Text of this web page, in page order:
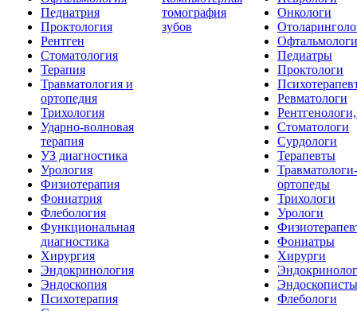
Педиатрия
Проктология
Рентген
Стоматология
Терапия
Травматология и
ортопедия
Трихология
Ударно-волновая
терапия
УЗ диагностика
Урология
Физиотерапия
Фониатрия
Флебология
Функциональная
диагностика
Хирургия
Эндокринология
Эндоскопия
Психотерапия
томография
зубов
Онкологи
Офтальмологи
Педиатры
Проктологи
Ревматологи
Стоматологи
Сурдологи
Терапевты
Травматологи-
ортопеды
Трихологи
Урологи
Фониатры
Хирурги
Эндоскописты
Флебологи